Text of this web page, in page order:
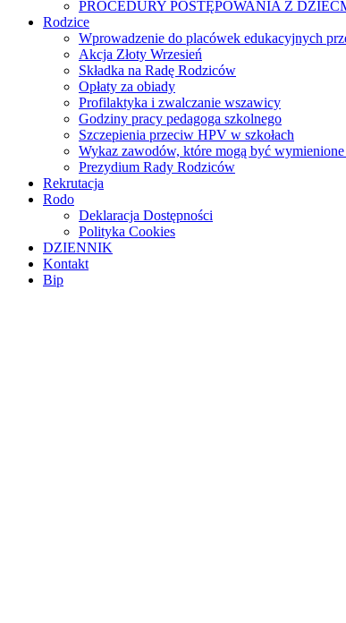
PROCEDURY POSTĘPOWANIA Z
Rodzice
Wprowadzenie do placówek edukacyjnych
Akcja Złoty Wrzesień
Składka na Radę Rodziców
Opłaty za obiady
Profilaktyka i zwalczanie wszawicy
Godziny pracy pedagoga szkolnego
Szczepienia przeciw HPV w szkołach
Wykaz zawodów, które mogą być
Prezydium Rady Rodziców
Rekrutacja
Rodo
Deklaracja Dostępności
Polityka Cookies
DZIENNIK
Kontakt
Bip